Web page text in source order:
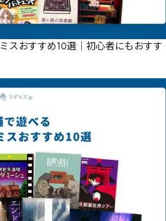
スおすすめ10選｜初心者にもおすす